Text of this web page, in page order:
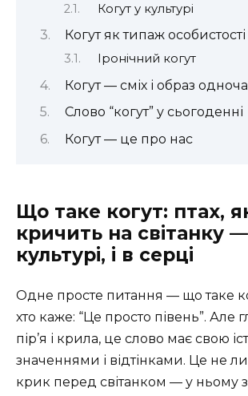
Когут у культурі
Когут як типаж особистості
Іронічний когут
Когут — сміх і образ
Слово “когут” у сьогоденні
Когут — це про нас
Що таке когут: птах,
кричить на світанку —
культурі, і в серці
Одне просте питання — що таке
хто каже: “Це просто півень”. Але
пір’я і крила, це слово має свою
значеннями і відтінками. Це не
крик перед світанком — у ньому